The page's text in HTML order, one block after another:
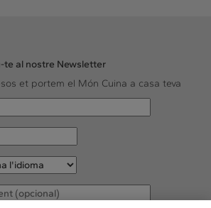
te al nostre Newsletter
et portem el Món Cuina a casa teva